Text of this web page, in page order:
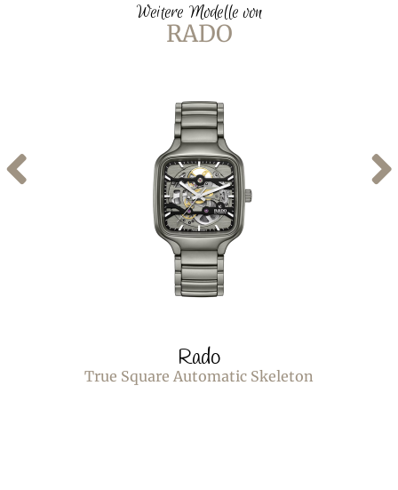
Weitere Modelle von
RADO
Rado
True Square Automatic Skeleton